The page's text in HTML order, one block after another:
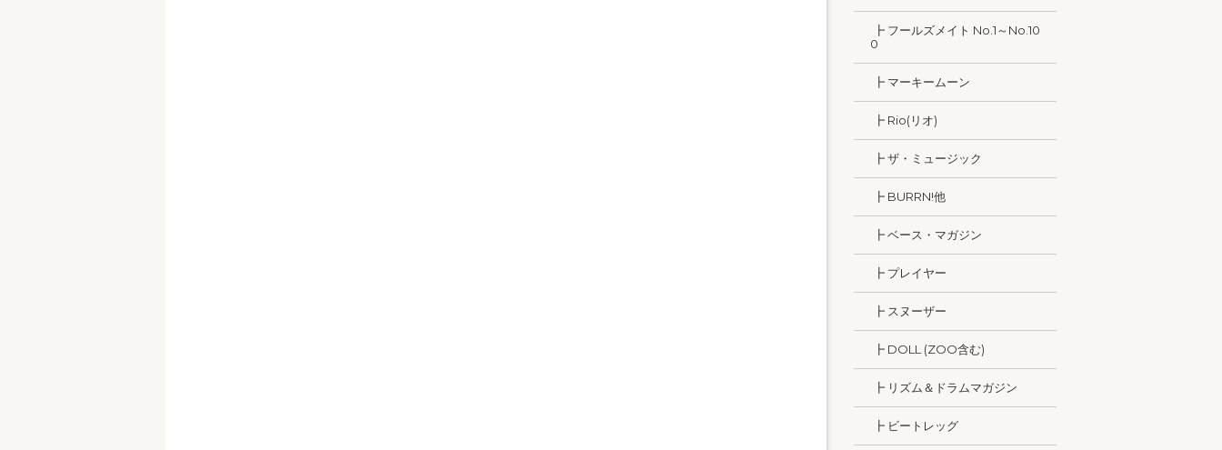
┣ フールズメイト No.1～No.10
0
┣ マーキームーン
┣ Rio(リオ)
┣ ザ・ミュージック
┣ BURRN!他
┣ ベース・マガジン
┣ プレイヤー
┣ スヌーザー
┣ DOLL (ZOO含む)
┣ リズム＆ドラムマガジン
┣ ビートレッグ